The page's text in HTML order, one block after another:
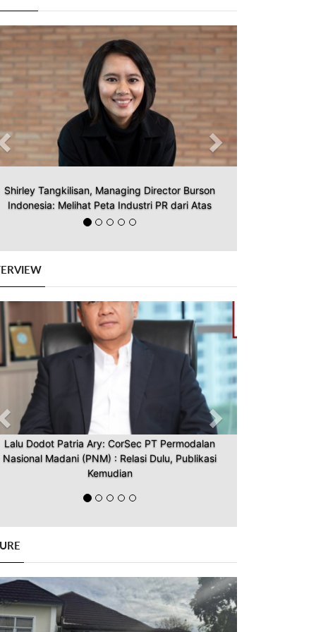
Shirley Tangkilisan, Managing Director Burson
Indonesia: Melihat Peta Industri PR dari Atas
Previous Next
Lalu Dodot Patria Ary: CorSec PT Permodalan
Nasional Madani (PNM) : Relasi Dulu, Publikasi
Kemudian
Previous Next
Previous Next